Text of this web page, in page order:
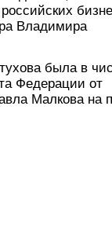
Владимира
была в
Федерации от
Малкова на